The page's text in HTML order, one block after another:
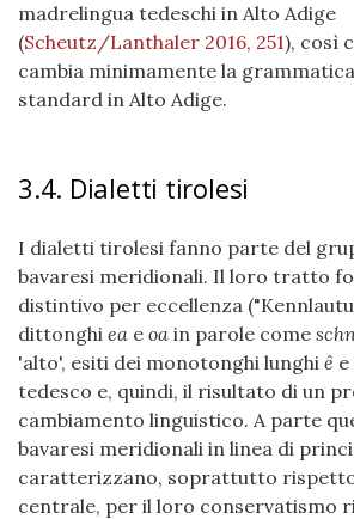
madrelingua tedeschi in Alto Adige
(Scheutz/Lanthaler 2016, 251), così
cambia minimamente la
standard in Alto Adige.
3.4. Dialetti tirolesi
I dialetti tirolesi fanno parte del
bavaresi meridionali. Il loro tratto
distintivo per eccellenza
dittonghi ea e oa in parole come
'alto', esiti dei monotonghi lunghi ê e
tedesco e, quindi, il risultato di un
cambiamento linguistico. A parte
bavaresi meridionali in linea di
caratterizzano, soprattutto rispetto
centrale, per il loro conservatismo